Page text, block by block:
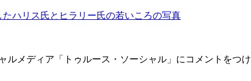
ハリス氏とヒラリー氏の若いころの写真
ルメディア「トゥルース・ソーシャル」にコメントを